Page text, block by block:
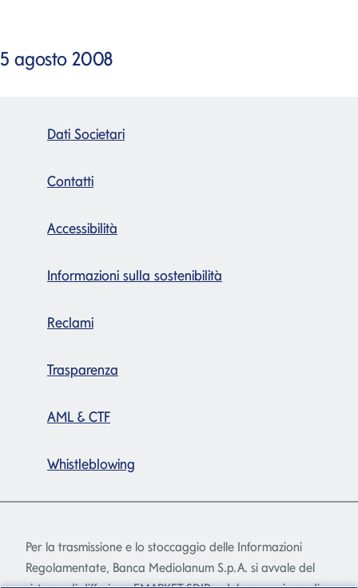
5 agosto 2008
Dati Societari
Contatti
Accessibilità
Informazioni sulla sostenibilità
Reclami
Trasparenza
AML & CTF
Whistleblowing
Per la trasmissione e lo stoccaggio delle Informazioni
Regolamentate, Banca Mediolanum S.p.A. si avvale del